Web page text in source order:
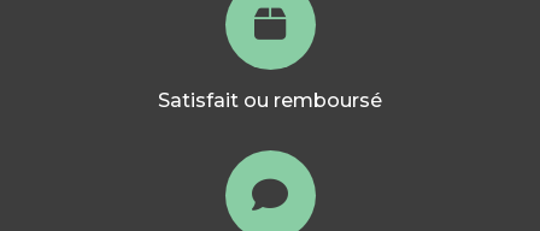
Satisfait ou remboursé